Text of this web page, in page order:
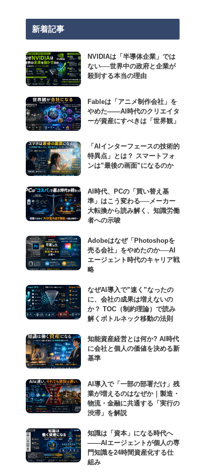
新着記事
NVIDIAは「半導体企業」では
ない──世界中の政府と企業が
殺到する本当の理由
Fableは「アニメ制作会社」を
やめた――AI時代のクリエイタ
ーが資産にすべきは「世界観」
「AIインターフェースの技術的
特異点」とは？ スマートフォ
ンは”最後の画面”になるのか
AI時代、PCの「買い替え基
準」はこう変わる──メーカー
大転換から読み解く、知識労働
者への示唆
Adobeはなぜ「Photoshopを
売る会社」をやめたのか──AI
エージェント時代のキャリア戦
略
なぜAI導入で”速く”なったの
に、会社の成果は増えないの
か？ TOC（制約理論）で読み
解くボトルネック移動の法則
知能資産経営とは何か? AI時代
に会社と個人の価値を決める新
基準
AI導入で「一部の部署だけ」残
業が増えるのはなぜか｜製造・
物流・金融に共通する「実行の
渋滞」を解説
知識は「資本」になる時代へ
——AIエージェントが個人の専
門知識を24時間資産化する仕
組み